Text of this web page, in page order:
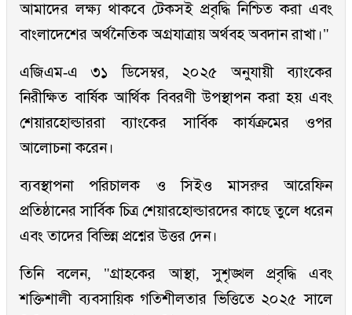
আমাদের লক্ষ্য থাকবে টেকসই প্রবৃদ্ধি নিশ্চিত করা এবং
বাংলাদেশের অর্থনৈতিক অগ্রযাত্রায় অর্থবহ অবদান রাখা।"
এজিএম-এ ৩১ ডিসেম্বর, ২০২৫ অনুযায়ী ব্যাংকের
নিরীক্ষিত বার্ষিক আর্থিক বিবরণী উপস্থাপন করা হয় এবং
শেয়ারহোল্ডাররা ব্যাংকের সার্বিক কার্যক্রমের ওপর
আলোচনা করেন।
ব্যবস্থাপনা পরিচালক ও সিইও মাসরুর আরেফিন
প্রতিষ্ঠানের সার্বিক চিত্র শেয়ারহোল্ডারদের কাছে তুলে ধরেন
এবং তাদের বিভিন্ন প্রশ্নের উত্তর দেন।
তিনি বলেন, "গ্রাহকের আস্থা, সুশৃঙ্খল প্রবৃদ্ধি এবং
শক্তিশালী ব্যবসায়িক গতিশীলতার ভিত্তিতে ২০২৫ সালে